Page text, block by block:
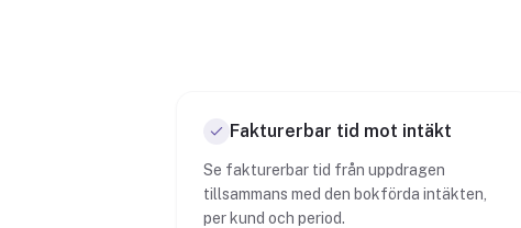
Fakturerbar tid mot intäkt
Se fakturerbar tid från uppdragen
tillsammans med den bokförda intäkten,
per kund och period.